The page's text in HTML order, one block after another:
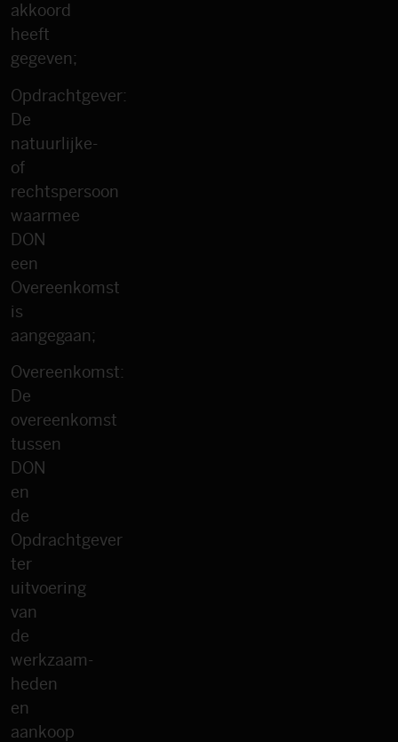
akkoord
heeft
gegeven;
Opdrachtgever:
De
natuurlijke-
of
rechtspersoon
waarmee
DON
een
Overeenkomst
is
aangegaan;
Overeenkomst:
De
overeenkomst
tussen
DON
en
de
Opdrachtgever
ter
uitvoering
van
de
werkzaam-
heden
en
aankoop